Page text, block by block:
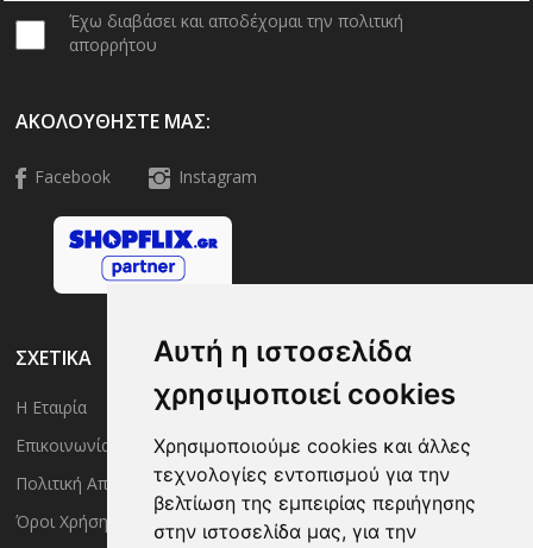
Αυτή η ιστοσελίδα
χρησιμοποιεί cookies
Χρησιμοποιούμε cookies και άλλες
τεχνολογίες εντοπισμού για την
βελτίωση της εμπειρίας περιήγησης
στην ιστοσελίδα μας, για την
Έχω διαβάσει και αποδέχομαι την πολιτική
απορρήτου
ΑΚΟΛΟΥΘΉΣΤΕ ΜΑΣ:
Facebook Instagram
ΣΧΕΤΙΚΑ
Η Εταιρία
Επικοινωνία
Πολιτική Απορρήτου
Όροι Χρήσης
Είσοδος Μέλους
Έλεγχος Παραγγελίας
Τρόποι Αποστολής
Πολιτική Επιστροφών